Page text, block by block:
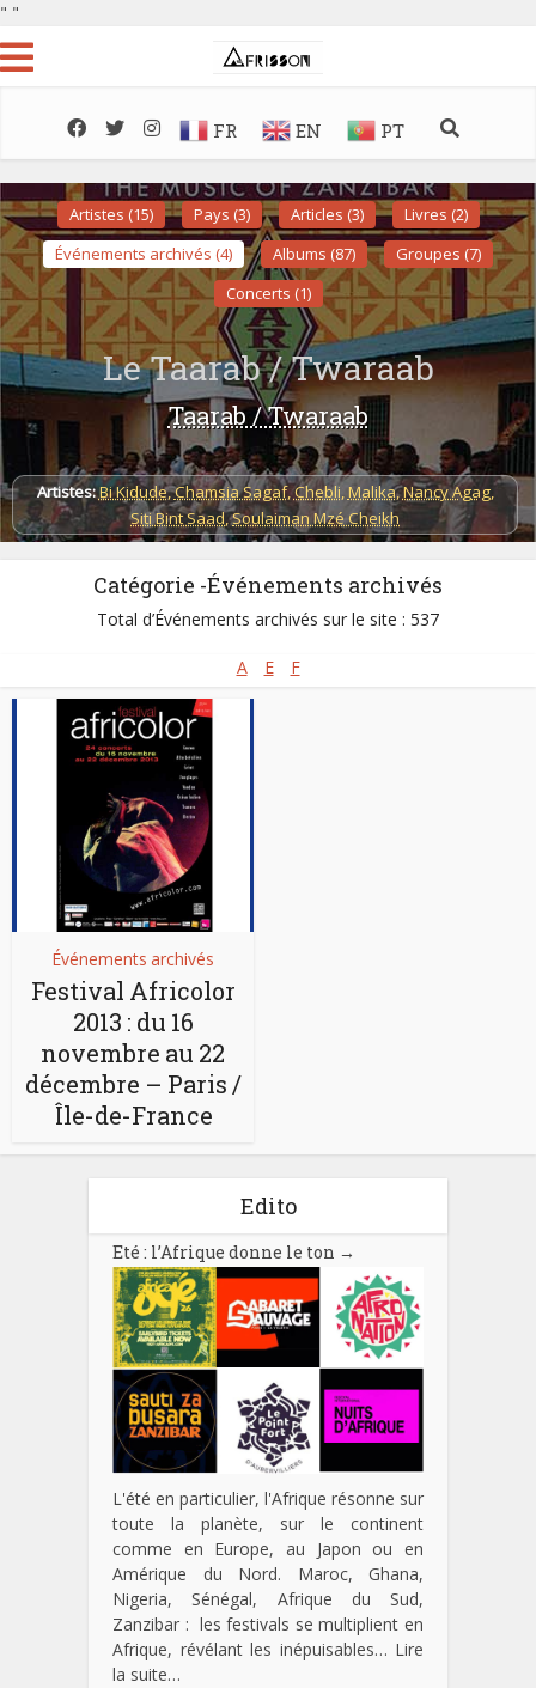
" "
FR EN PT
Artistes (15) Pays (3) Articles (3)
Livres (2)
Événements archivés (4)
Albums (87)
Groupes (7)
Concerts (1)
Le Taarab / Twaraab
Taarab / Twaraab
Artistes:Bi Kidude,Chamsia Sagaf,Chebli, Malika,Nancy Agag,
Siti Bint Saad,Soulaiman Mzé Cheikh
Pays: Comores , Mozambique Somalie Soudan
Catégorie -Événements archivés
Total d’Événements archivés sur le site : 537
A E F
Événements archivés
Festival Africolor
2013 : du 16
novembre au 22
décembre – Paris /
Île-de-France
Edito
Eté : l’Afrique donne le ton →
L'été en particulier, l'Afrique résonne sur
toute la planète, sur le continent
comme en Europe, au Japon ou en
Amérique du Nord. Maroc, Ghana,
Nigeria, Sénégal, Afrique du Sud,
Zanzibar : les festivals se multiplient en
Afrique, révélant les inépuisables… Lire
la suite…